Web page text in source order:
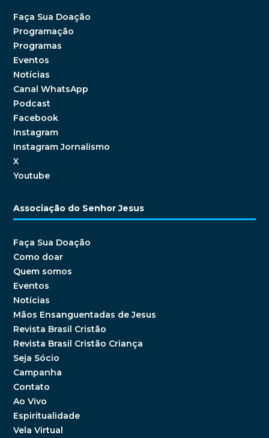
Faça Sua Doação
Programação
Programas
Eventos
Notícias
Canal WhatsApp
Podcast
Facebook
Instagram
Instagram Jornalismo
X
Youtube
Associação do Senhor Jesus
Faça Sua Doação
Como doar
Quem somos
Eventos
Notícias
Mãos Ensanguentadas de Jesus
Revista Brasil Cristão
Revista Brasil Cristão Criança
Seja Sócio
Campanha
Contato
Ao Vivo
Espiritualidade
Vela Virtual